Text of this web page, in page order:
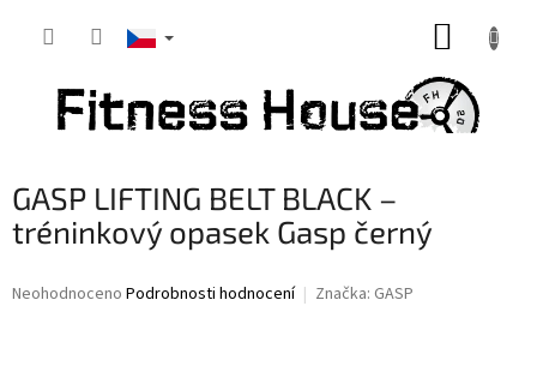
GASP LIFTING BELT BLACK –
tréninkový opasek Gasp černý
Průměrné
Neohodnoceno Podrobnosti hodnocení Značka: GASP